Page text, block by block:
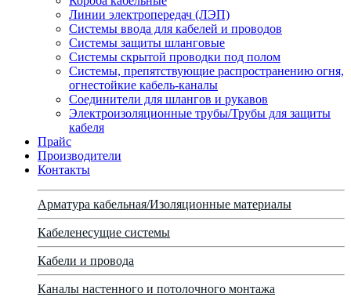
Линии электропередач (ЛЭП)
Системы ввода для кабелей и проводов
Системы защиты шланговые
Системы скрытой проводки под полом
Системы, препятствующие распространению огня,
огнестойкие кабель-каналы
Соединители для шлангов и рукавов
Электроизоляционные трубы/Трубы для защиты
кабеля
Прайс
Производители
Контакты
Арматура кабельная/Изоляционные материалы
Кабеленесущие системы
Кабели и провода
Каналы настенного и потолочного монтажа